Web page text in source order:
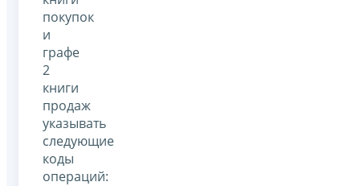
покупок
и
графе
2
книги
продаж
указывать
следующие
коды
операций: